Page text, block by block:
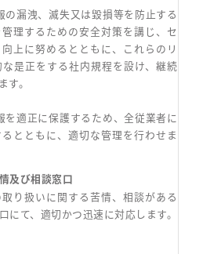
の漏洩、滅失又は毀損等を防止する
理するための安全対策を講じ、セ
上に努めるとともに、これらのリ
是正をする社内規程を設け、継続
す。
を適正に保護するため、全従業者に
とともに、適切な管理を行わせま
及び相談窓口
り扱いに関する苦情、相談がある
にて、適切かつ迅速に対応します。